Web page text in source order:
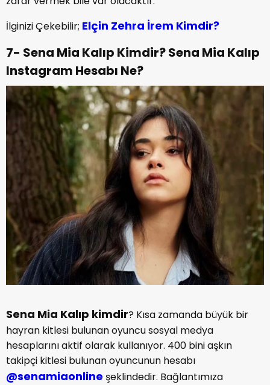
İlginizi Çekebilir; Elçin Zehra İrem Kimdir?
7- Sena Mia Kalıp Kimdir? Sena Mia Kalıp
Instagram Hesabı Ne?
Sena Mia Kalıp kimdir? Kısa zamanda büyük bir
hayran kitlesi bulunan oyuncu sosyal medya
hesaplarını aktif olarak kullanıyor. 400 bini aşkın
takipçi kitlesi bulunan oyuncunun hesabı
@senamiaonline şeklindedir. Bağlantımıza